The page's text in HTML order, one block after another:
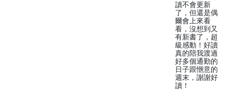
讀不會更新
了，但還是偶
爾會上來看
看，沒想到又
有新書了，超
級感動！好讀
真的陪我渡過
好多個通勤的
日子跟愜意的
週末，謝謝好
讀！